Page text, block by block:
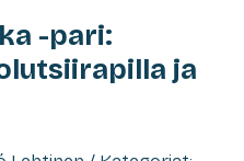
-pari:
ja